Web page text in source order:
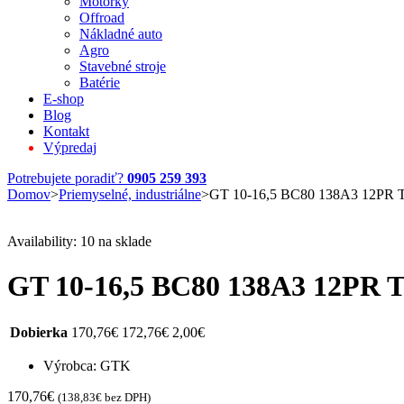
Offroad
Nákladné auto
Agro
Stavebné stroje
Batérie
E-shop
Blog
Kontakt
Výpredaj
Potrebujete poradiť? 0905 259 393
Domov>Priemyselné, industriálne>GT 10-16,5 BC80 138A3 12PR
Availability: 10 na sklade
GT 10-16,5 BC80 138A3 12PR
Dobierka 170,76€ 172,76€ 2,00€
Výrobca: GTK
170,76€ (138,83€ bez DPH)